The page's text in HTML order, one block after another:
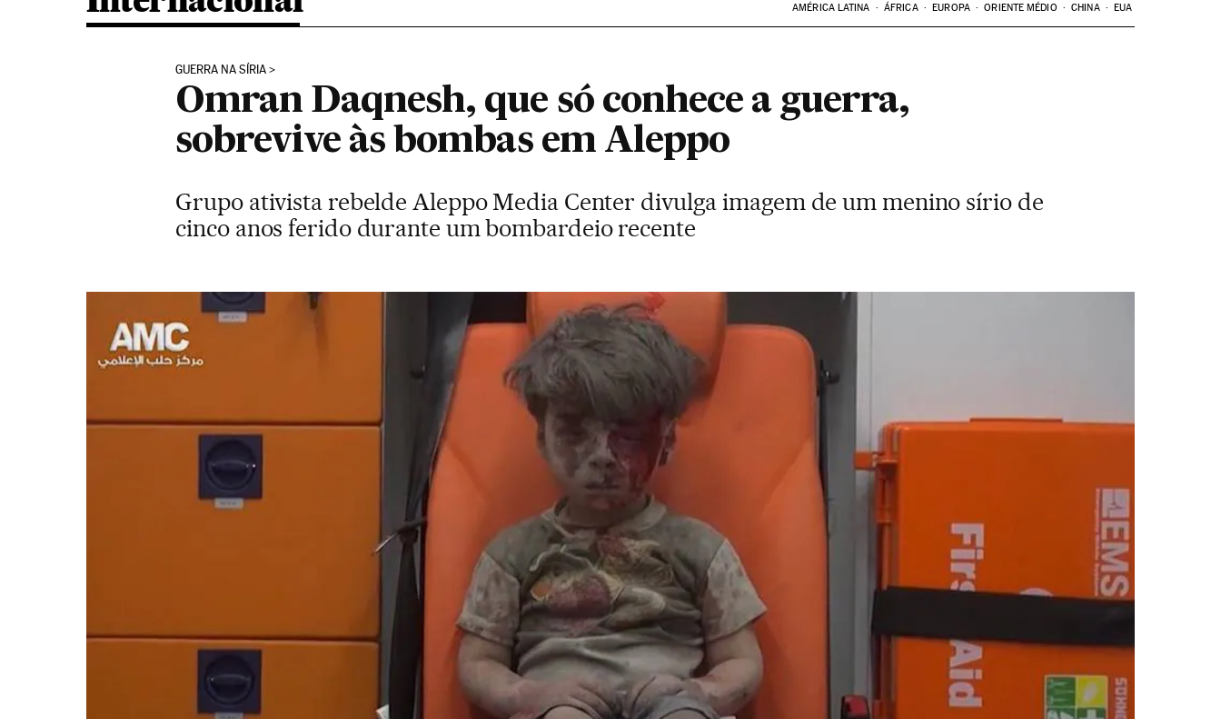
AMÉRICA LATINA ÁFRICA EUROPA ORIENTE MÉDIO CHINA EUA
GUERRA NA SÍRIA
Omran Daqnesh, que só conhece a guerra,
sobrevive às bombas em Aleppo
Grupo ativista rebelde Aleppo Media Center divulga imagem de um menino sírio de
cinco anos ferido durante um bombardeio recente